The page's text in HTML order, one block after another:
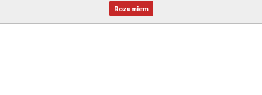
Rozumiem